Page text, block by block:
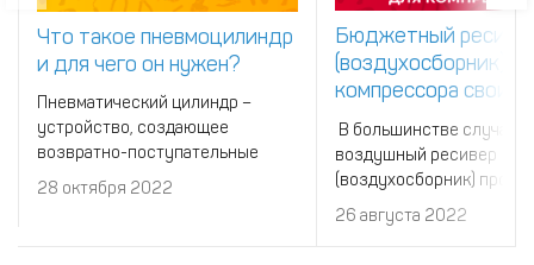
Что такое пневмоцилиндр
и для чего он нужен?
Пневматический цилиндр –
устройство, создающее
возвратно-поступательные
движения. Используются
пневмоцилиндры в различных
28 октября 2022
Бюджетный
(воздухосборник)
компрессора своими
руками
В большинстве случаев
воздушный ресивер
(воздухосборник) просто
покупают вместе с
компрессором. Однако
26 августа 2022